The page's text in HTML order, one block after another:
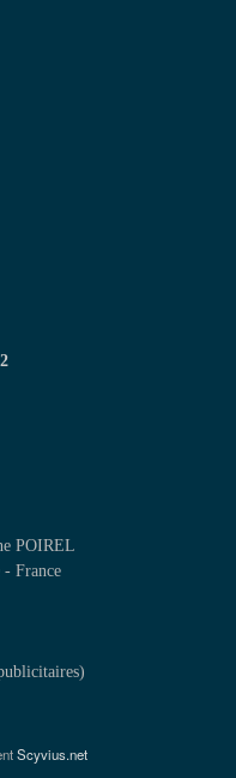
POIREL
- France
Scyvius.net